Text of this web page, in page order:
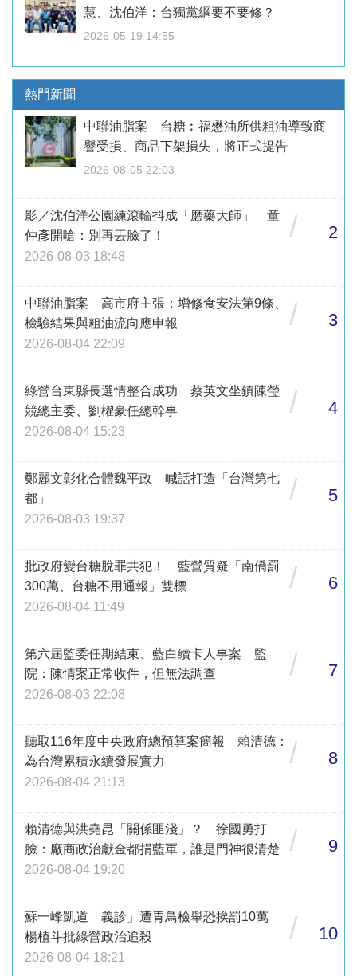
慧、沈伯洋：台獨黨綱要不要修？
2026-05-19 14:55
熱門新聞
中聯油脂案 台糖︰福懋油所供粗油導致商
譽受損、商品下架損失，將正式提告
2026-08-05 22:03
影／沈伯洋公園練滾輪抖成「磨藥大師」 童
仲彥開嗆：別再丟臉了！
2026-08-03 18:48
/ 2
中聯油脂案 高市府主張：增修食安法第9條、
檢驗結果與粗油流向應申報
2026-08-04 22:09
/ 3
綠營台東縣長選情整合成功 蔡英文坐鎮陳瑩
競總主委、劉櫂豪任總幹事
2026-08-04 15:23
/ 4
鄭麗文彰化合體魏平政 喊話打造「台灣第七
都」
2026-08-03 19:37
/ 5
批政府變台糖脫罪共犯！ 藍營質疑「南僑罰
300萬、台糖不用通報」雙標
2026-08-04 11:49
/ 6
第六屆監委任期結束、藍白續卡人事案 監
院：陳情案正常收件，但無法調查
2026-08-03 22:08
/ 7
聽取116年度中央政府總預算案簡報 賴清德：
為台灣累積永續發展實力
2026-08-04 21:13
/ 8
賴清德與洪堯昆「關係匪淺」？ 徐國勇打
臉：廠商政治獻金都捐藍軍，誰是門神很清楚
2026-08-04 19:20
/ 9
蘇一峰凱道「義診」遭青鳥檢舉恐挨罰10萬
楊植斗批綠營政治追殺
2026-08-04 18:21
/ 10